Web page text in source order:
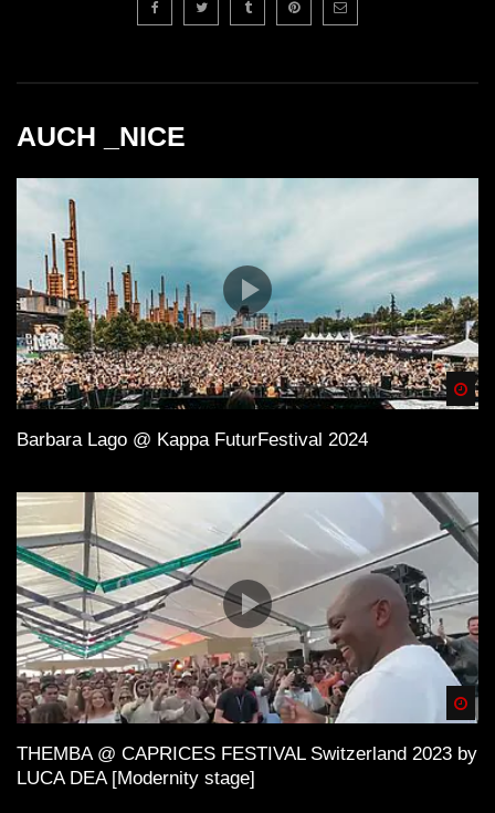
AUCH _NICE
Barbara Lago @ Kappa FuturFestival 2024
THEMBA @ CAPRICES FESTIVAL Switzerland 2023 by
LUCA DEA [Modernity stage]